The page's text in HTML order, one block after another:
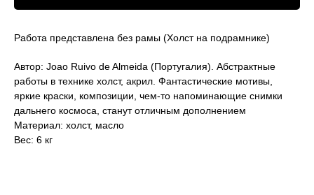
Работа представлена без рамы (Холст на подрамнике)
Автор: Joao Ruivo de Almeida (Португалия). Абстрактные
работы в технике холст, акрил. Фантастические мотивы,
яркие краски, композиции, чем-то напоминающие снимки
дальнего космоса, станут отличным дополнением
Материал: холст, масло
Вес: 6 кг